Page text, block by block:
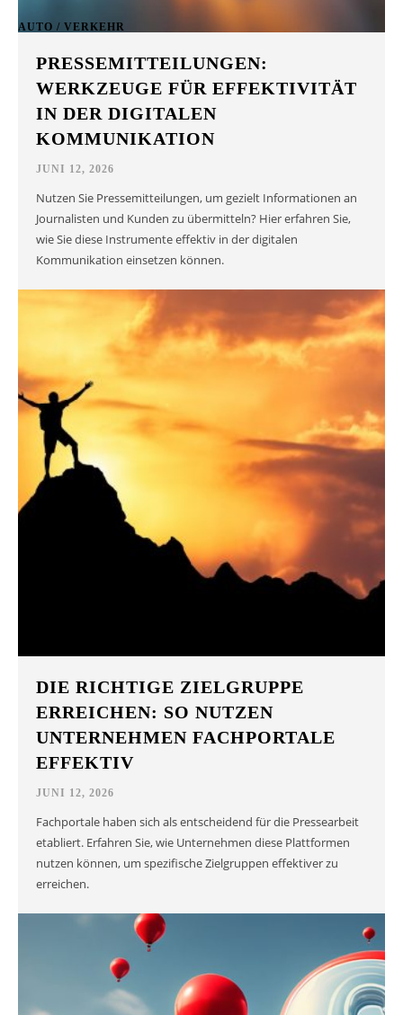
AUTO / VERKEHR
PRESSEMITTEILUNGEN:
WERKZEUGE FÜR EFFEKTIVITÄT
IN DER DIGITALEN
KOMMUNIKATION
JUNI 12, 2026
Nutzen Sie Pressemitteilungen, um gezielt Informationen an
Journalisten und Kunden zu übermitteln? Hier erfahren Sie,
wie Sie diese Instrumente effektiv in der digitalen
Kommunikation einsetzen können.
DIE RICHTIGE ZIELGRUPPE
ERREICHEN: SO NUTZEN
UNTERNEHMEN FACHPORTALE
EFFEKTIV
JUNI 12, 2026
Fachportale haben sich als entscheidend für die Pressearbeit
etabliert. Erfahren Sie, wie Unternehmen diese Plattformen
nutzen können, um spezifische Zielgruppen effektiver zu
erreichen.